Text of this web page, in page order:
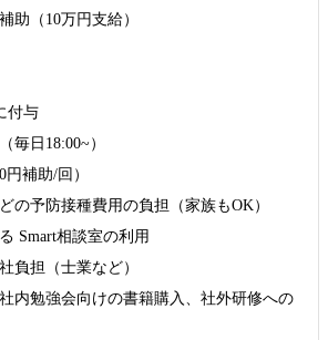
助（10万円支給）
付与
毎日18:00~）
補助/回）
の予防接種費用の負担（家族もOK）
Smart相談室の利用
負担（士業など）
内勉強会向けの書籍購入、社外研修への